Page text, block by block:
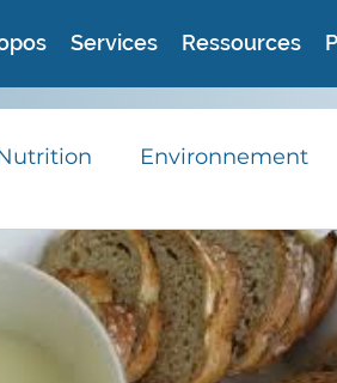
Services Ressources
Environnement
durable RSE Avis
Actualités